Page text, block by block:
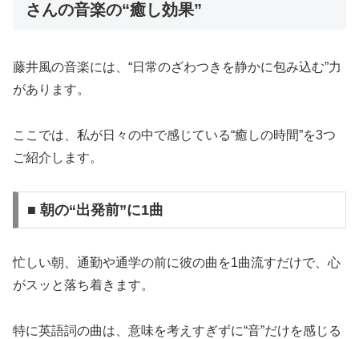
さんの音楽の“癒し効果”
藤井風の音楽には、“日常のざわつきを静かに包み込む”力
があります。
ここでは、私が日々の中で感じている“癒しの時間”を3つ
ご紹介します。
■ 朝の“出発前”に1曲
忙しい朝、通勤や通学の前に彼の曲を1曲流すだけで、心
がスッと落ち着きます。
特に英語詞の曲は、意味を考えすぎずに“音”だけを感じる